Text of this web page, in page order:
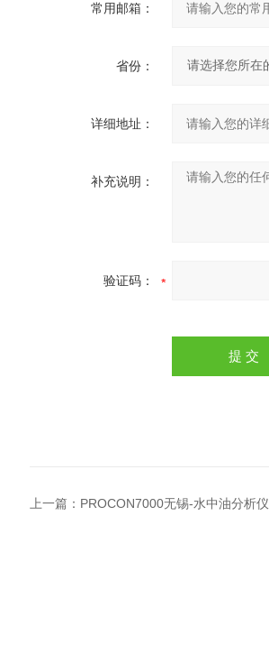
常用邮箱：
省份：
详细地址：
补充说明：
验证码：
上一篇： PROCON7000无锡-水中油分析仪